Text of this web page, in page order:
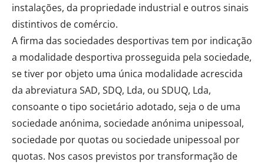
instalações, da propriedade industrial e outros sinais
distintivos de comércio.
A firma das sociedades desportivas tem por indicação
a modalidade desportiva prosseguida pela sociedade,
se tiver por objeto uma única modalidade acrescida
da abreviatura SAD, SDQ, Lda, ou SDUQ, Lda,
consoante o tipo societário adotado, seja o de uma
sociedade anónima, sociedade anónima unipessoal,
sociedade por quotas ou sociedade unipessoal por
quotas. Nos casos previstos por transformação de